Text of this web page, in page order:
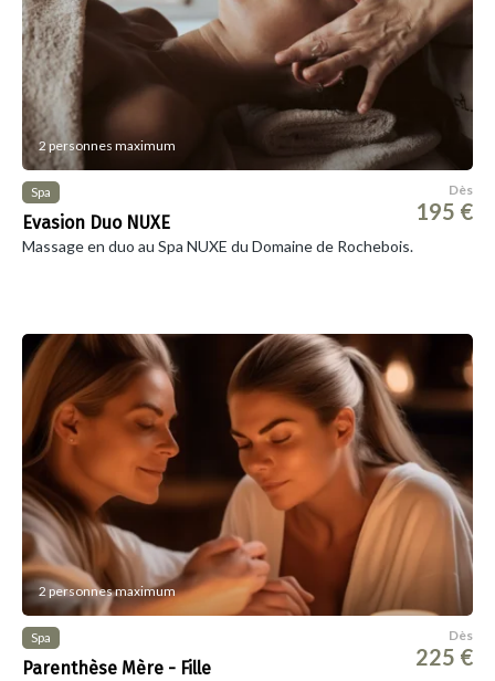
2 personnes maximum
Spa
Evasion Duo NUXE
Dès
195 €
Massage en duo au Spa NUXE du Domaine de Rochebois.
2 personnes maximum
Spa
Parenthèse Mère - Fille
Dès
225 €